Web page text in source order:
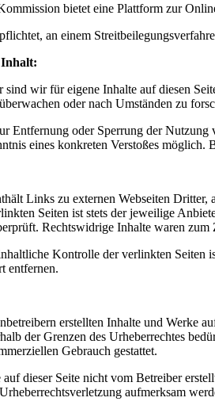
bietet eine Plattform zur
an einem
sind wir für eigene Inhalte auf diesen
oder nach Umständen zu
Entfernung oder Sperrung der
eines konkreten Verstoßes möglich.
Links zu externen Webseiten
Seiten ist stets der jeweilige
Rechtswidrige Inhalte waren
Kontrolle der verlinkten Seiten
entfernen.
erstellten Inhalte und Werke
der Grenzen des Urheberrechtes
Gebrauch gestattet.
dieser Seite nicht vom Betreiber
aufmerksam